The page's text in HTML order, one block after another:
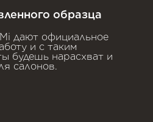
образца
дают официальное
и с таким
будешь нарасхват и
салонов.